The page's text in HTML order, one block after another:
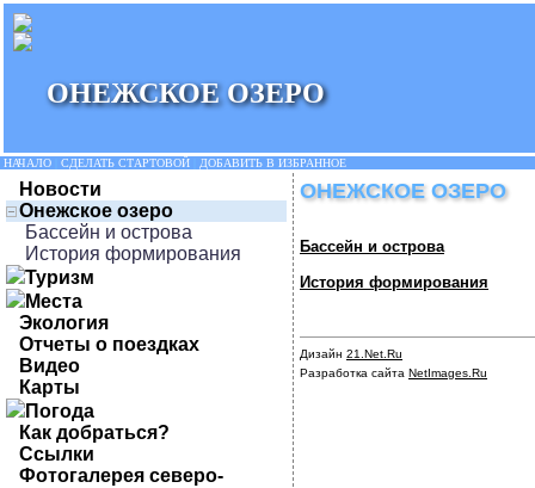
ОНЕЖСКОЕ ОЗЕРО
НАЧАЛО СДЕЛАТЬ СТАРТОВОЙ ДОБАВИТЬ В ИЗБРАННОЕ
Новости
Онежское озеро
Бассейн и острова
История формирования
Туризм
Места
Экология
Отчеты о поездках
Видео
Карты
Погода
Как добраться?
Ссылки
Фотогалерея северо-
ОНЕЖСКОЕ ОЗЕРО
Бассейн и острова
История формирования
Дизайн 21.Net.Ru
Разработка сайта NetImages.Ru